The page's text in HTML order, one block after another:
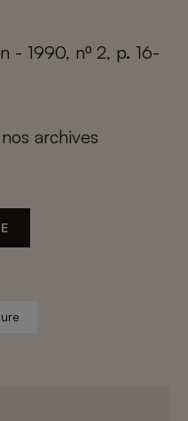
- 1990, nº 2, p. 16-
archives